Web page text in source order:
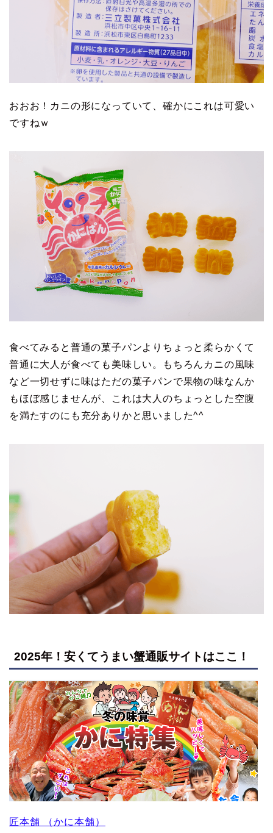
おおお！カニの形になっていて、確かにこれは可愛い
ですねｗ
食べてみると普通の菓子パンよりちょっと柔らかくて
普通に大人が食べても美味しい。もちろんカニの風味
など一切せずに味はただの菓子パンで果物の味なんか
もほぼ感じませんが、これは大人のちょっとした空腹
を満たすのにも充分ありかと思いました^^
2025年！安くてうまい蟹通販サイトはここ！
匠本舗 （かに本舗）